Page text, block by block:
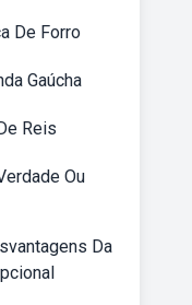
De Forro
Gaúcha
Reis
Ou
Da